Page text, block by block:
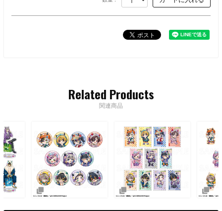
Related Products
関連商品